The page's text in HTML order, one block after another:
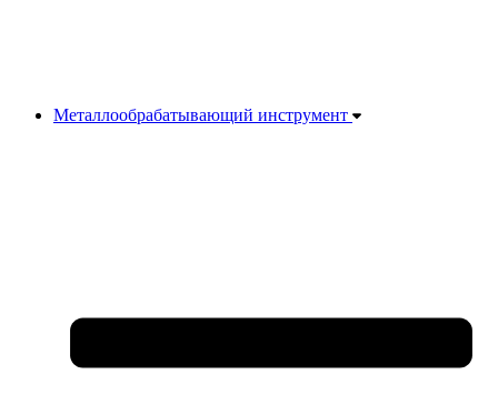
Металлообрабатывающий инструмент